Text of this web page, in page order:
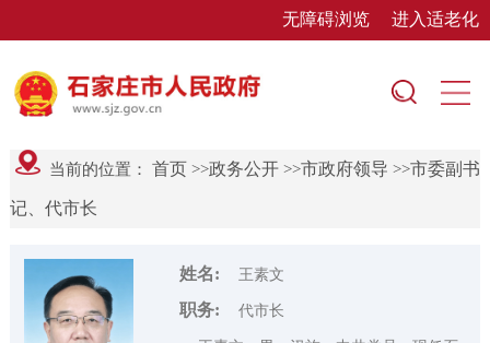
无障碍浏览 进入适老化
当前的位置： 首页 >>政务公开>>市政府领导 >>市委副书
记、代市长
姓名: 王素文
职务: 代市长